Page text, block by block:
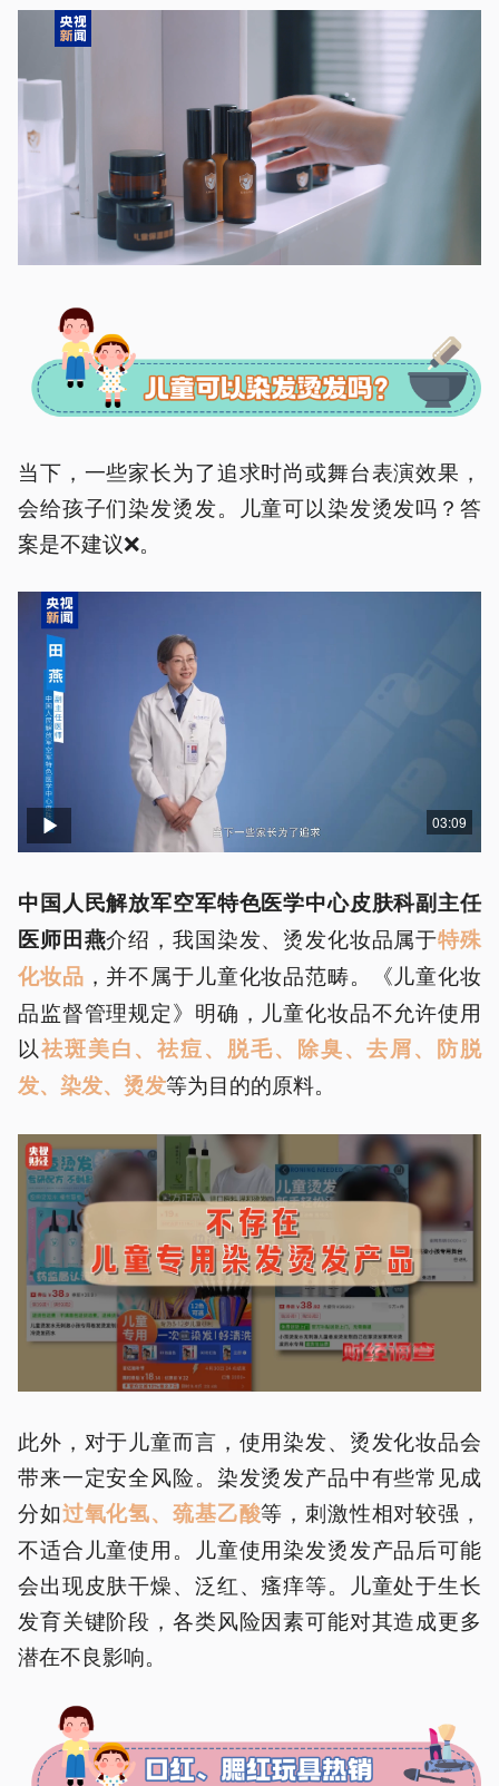
当下，一些家长为了追求时尚或舞台表演效果，
会给孩子们染发烫发。儿童可以染发烫发吗？答
案是不建议❌️。
03:09
中国人民解放军空军特色医学中心皮肤科副主任
医师田燕介绍，我国染发、烫发化妆品属于特殊
化妆品 ，并不属于儿童化妆品范畴。《儿童化妆
品监督管理规定》明确，儿童化妆品不允许使用
以祛斑美白、祛痘、脱毛、除臭、去屑、防脱
发、染发、烫发等为目的的原料。
此外，对于儿童而言，使用染发、烫发化妆品会
带来一定安全风险。染发烫发产品中有些常见成
分如过氧化氢、巯基乙酸等，刺激性相对较强，
不适合儿童使用。儿童使用染发烫发产品后可能
会出现皮肤干燥、泛红、瘙痒等。儿童处于生长
发育关键阶段，各类风险因素可能对其造成更多
潜在不良影响。